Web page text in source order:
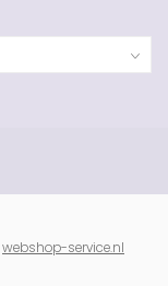
webshop-service.nl